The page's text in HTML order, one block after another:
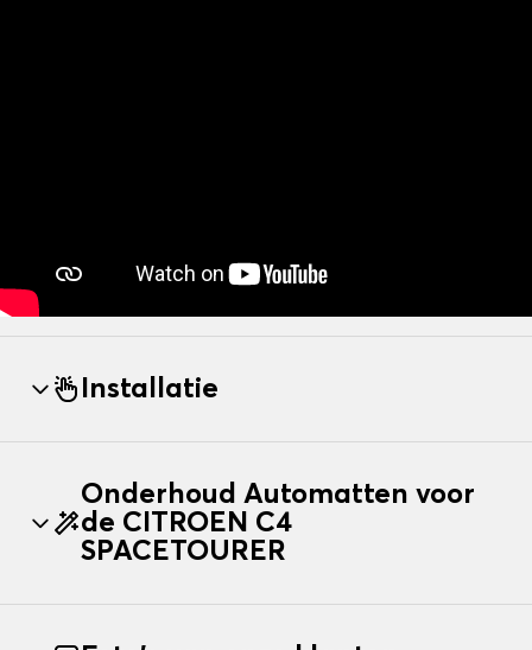
Installatie
Onderhoud Automatten voor
de CITROEN C4
SPACETOURER